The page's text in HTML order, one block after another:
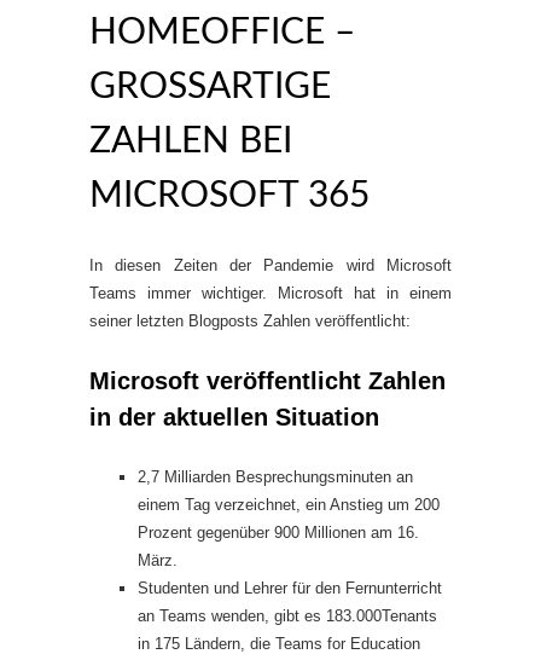
HOMEOFFICE –
GROSSARTIGE Z
AHLEN BEI M
ICROSOFT 365
In diesen Zeiten der Pandemie wird Microsoft
Teams immer wichtiger. Microsoft hat in einem
seiner letzten Blogposts Zahlen veröffentlicht:
Microsoft veröffentlicht Zahlen
in der aktuellen Situation
2,7 Milliarden Besprechungsminuten an
einem Tag verzeichnet, ein Anstieg um 200
Prozent gegenüber 900 Millionen am 16.
März.
Studenten und Lehrer für den Fernunterricht
an Teams wenden, gibt es 183.000Tenants
in 175 Ländern, die Teams for Education